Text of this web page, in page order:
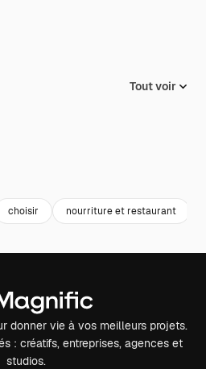
Tout voir
choisir nourriture et restaurant
donner vie à vos meilleurs projets.
: créatifs, entreprises, agences et
studios.